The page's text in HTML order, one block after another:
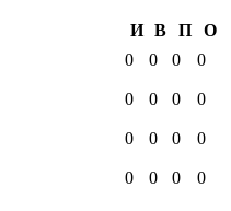
И В П
О
0 0 0 0
0 0 0 0
0 0 0 0
0 0 0 0